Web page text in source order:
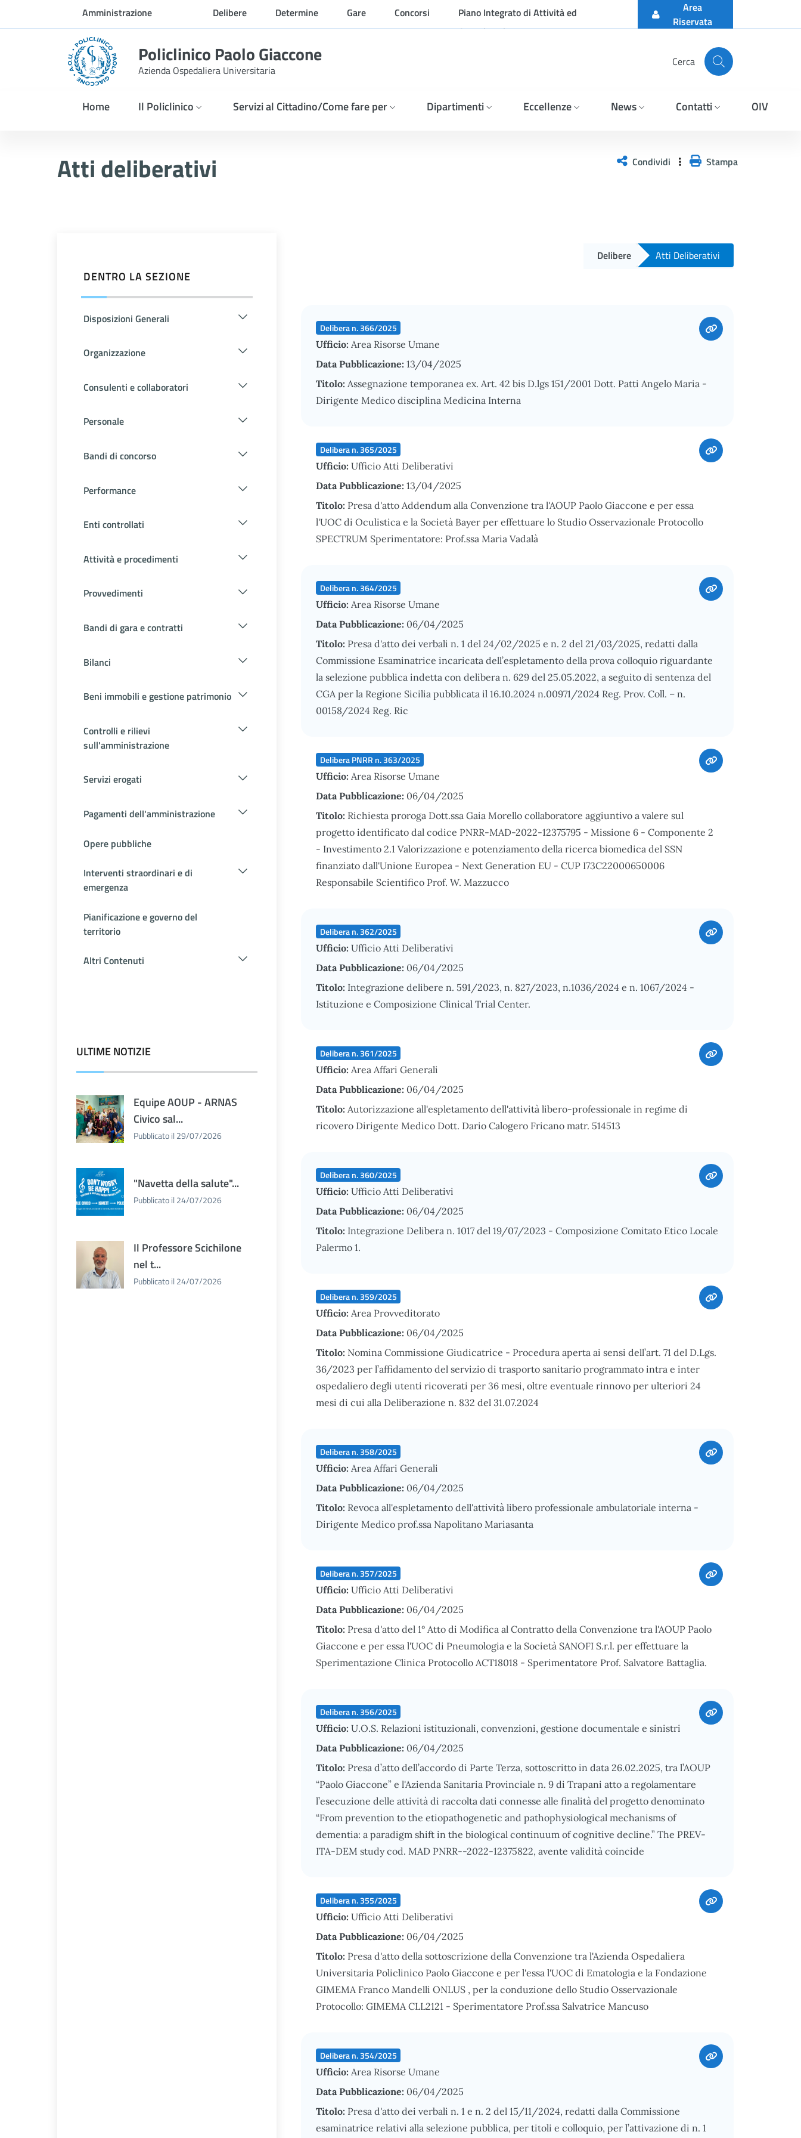
Skip to Main ContentAmministrazione
trasparente
Delibere Determine Gare Concorsi
Piano Integrato di Attività ed
Organizzazione
Area
Riservata
Policlinico Paolo Giaccone
Azienda Ospedaliera Universitaria
Cerca
Home Il Policlinico Servizi al Cittadino/Come fare per Dipartimenti Eccellenze News Contatti OIV
Atti deliberativi Condividi Stampa
DENTRO LA SEZIONE
Disposizioni Generali
Organizzazione
Consulenti e collaboratori
Personale
Bandi di concorso
Performance
Enti controllati
Attività e procedimenti
Provvedimenti
Bandi di gara e contratti
Bilanci
Beni immobili e gestione patrimonio
Controlli e rilievi
sull'amministrazione
Servizi erogati
Pagamenti dell'amministrazione
Opere pubbliche
Interventi straordinari e di
emergenza
Pianificazione e governo del
territorio
Altri Contenuti
ULTIME NOTIZIE
Equipe AOUP - ARNAS
Civico sal...
Pubblicato il 29/07/2026
"Navetta della salute"...
Pubblicato il 24/07/2026
Il Professore Scichilone
nel t...
Pubblicato il 24/07/2026
Delibere Atti Deliberativi
Delibera n. 366/2025
Ufficio: Area Risorse Umane
Data Pubblicazione: 13/04/2025
Titolo: Assegnazione temporanea ex. Art. 42 bis D.lgs 151/2001 Dott. Patti Angelo Maria -
Dirigente Medico disciplina Medicina Interna
Delibera n. 365/2025
Ufficio: Ufficio Atti Deliberativi
Data Pubblicazione: 13/04/2025
Titolo: Presa d'atto Addendum alla Convenzione tra l'AOUP Paolo Giaccone e per essa
l'UOC di Oculistica e la Società Bayer per effettuare lo Studio Osservazionale Protocollo
SPECTRUM Sperimentatore: Prof.ssa Maria Vadalà
Delibera n. 364/2025
Ufficio: Area Risorse Umane
Data Pubblicazione: 06/04/2025
Titolo: Presa d'atto dei verbali n. 1 del 24/02/2025 e n. 2 del 21/03/2025, redatti dalla
Commissione Esaminatrice incaricata dell’espletamento della prova colloquio riguardante
la selezione pubblica indetta con delibera n. 629 del 25.05.2022, a seguito di sentenza del
CGA per la Regione Sicilia pubblicata il 16.10.2024 n.00971/2024 Reg. Prov. Coll. – n.
00158/2024 Reg. Ric
Delibera PNRR n. 363/2025
Ufficio: Area Risorse Umane
Data Pubblicazione: 06/04/2025
Titolo: Richiesta proroga Dott.ssa Gaia Morello collaboratore aggiuntivo a valere sul
progetto identificato dal codice PNRR-MAD-2022-12375795 - Missione 6 - Componente 2
- Investimento 2.1 Valorizzazione e potenziamento della ricerca biomedica del SSN
finanziato dall'Unione Europea - Next Generation EU - CUP I73C22000650006
Responsabile Scientifico Prof. W. Mazzucco
Delibera n. 362/2025
Ufficio: Ufficio Atti Deliberativi
Data Pubblicazione: 06/04/2025
Titolo: Integrazione delibere n. 591/2023, n. 827/2023, n.1036/2024 e n. 1067/2024 -
Istituzione e Composizione Clinical Trial Center.
Delibera n. 361/2025
Ufficio: Area Affari Generali
Data Pubblicazione: 06/04/2025
Titolo: Autorizzazione all'espletamento dell'attività libero-professionale in regime di
ricovero Dirigente Medico Dott. Dario Calogero Fricano matr. 514513
Delibera n. 360/2025
Ufficio: Ufficio Atti Deliberativi
Data Pubblicazione: 06/04/2025
Titolo: Integrazione Delibera n. 1017 del 19/07/2023 - Composizione Comitato Etico Locale
Palermo 1.
Delibera n. 359/2025
Ufficio: Area Provveditorato
Data Pubblicazione: 06/04/2025
Titolo: Nomina Commissione Giudicatrice - Procedura aperta ai sensi dell’art. 71 del D.Lgs.
36/2023 per l’affidamento del servizio di trasporto sanitario programmato intra e inter
ospedaliero degli utenti ricoverati per 36 mesi, oltre eventuale rinnovo per ulteriori 24
mesi di cui alla Deliberazione n. 832 del 31.07.2024
Delibera n. 358/2025
Ufficio: Area Affari Generali
Data Pubblicazione: 06/04/2025
Titolo: Revoca all'espletamento dell'attività libero professionale ambulatoriale interna -
Dirigente Medico prof.ssa Napolitano Mariasanta
Delibera n. 357/2025
Ufficio: Ufficio Atti Deliberativi
Data Pubblicazione: 06/04/2025
Titolo: Presa d'atto del 1° Atto di Modifica al Contratto della Convenzione tra l'AOUP Paolo
Giaccone e per essa l'UOC di Pneumologia e la Società SANOFI S.r.l. per effettuare la
Sperimentazione Clinica Protocollo ACT18018 - Sperimentatore Prof. Salvatore Battaglia.
Delibera n. 356/2025
Ufficio: U.O.S. Relazioni istituzionali, convenzioni, gestione documentale e sinistri
Data Pubblicazione: 06/04/2025
Titolo: Presa d’atto dell’accordo di Parte Terza, sottoscritto in data 26.02.2025, tra l’AOUP
“Paolo Giaccone” e l'Azienda Sanitaria Provinciale n. 9 di Trapani atto a regolamentare
l’esecuzione delle attività di raccolta dati connesse alle finalità del progetto denominato
“From prevention to the etiopathogenetic and pathophysiological mechanisms of
dementia: a paradigm shift in the biological continuum of cognitive decline.” The PREV-
ITA-DEM study cod. MAD PNRR--2022-12375822, avente validità coincide
Delibera n. 355/2025
Ufficio: Ufficio Atti Deliberativi
Data Pubblicazione: 06/04/2025
Titolo: Presa d'atto della sottoscrizione della Convenzione tra l'Azienda Ospedaliera
Universitaria Policlinico Paolo Giaccone e per l'essa l'UOC di Ematologia e la Fondazione
GIMEMA Franco Mandelli ONLUS , per la conduzione dello Studio Osservazionale
Protocollo: GIMEMA CLL2121 - Sperimentatore Prof.ssa Salvatrice Mancuso
Delibera n. 354/2025
Ufficio: Area Risorse Umane
Data Pubblicazione: 06/04/2025
Titolo: Presa d'atto dei verbali n. 1 e n. 2 del 15/11/2024, redatti dalla Commissione
esaminatrice relativi alla selezione pubblica, per titoli e colloquio, per l’attivazione di n. 1